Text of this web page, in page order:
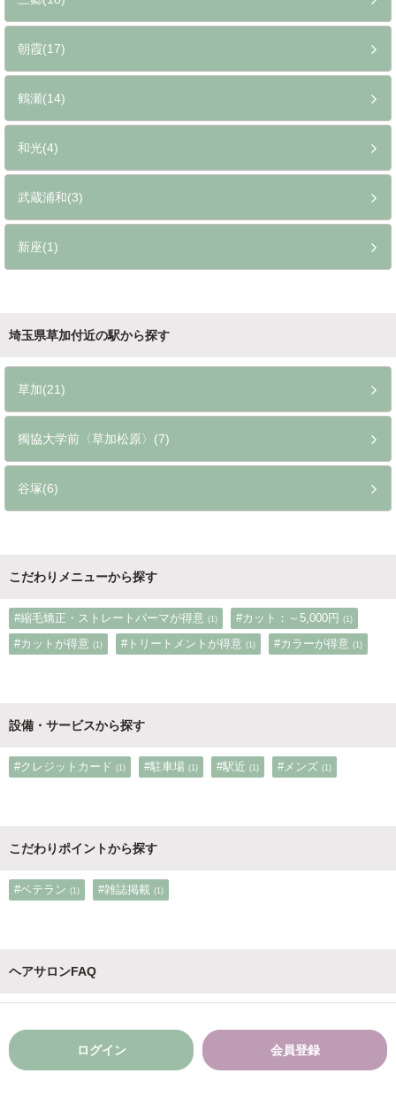
朝霞(17)
鶴瀬(14)
和光(4)
武蔵浦和(3)
新座(1)
埼玉県草加付近の駅から探す
草加(21)
獨協大学前〈草加松原〉(7)
谷塚(6)
こだわりメニューから探す
#縮毛矯正・ストレートパーマが得意 (1) #カット：～5,000円 (1)
#カットが得意 (1) #トリートメントが得意 (1) #カラーが得意 (1)
設備・サービスから探す
#クレジットカード (1) #駐車場 (1) #駅近 (1) #メンズ (1)
こだわりポイントから探す
#ベテラン (1) #雑誌掲載 (1)
ヘアサロンFAQ
ログイン 会員登録